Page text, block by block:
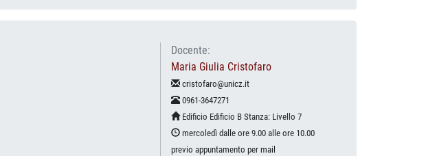
Docente:
Maria Giulia Cristofaro
cristofaro@unicz.it
0961-3647271
Edificio Edificio B Stanza: Livello 7
mercoledì dalle ore 9.00 alle ore 10.00
previo appuntamento per mail